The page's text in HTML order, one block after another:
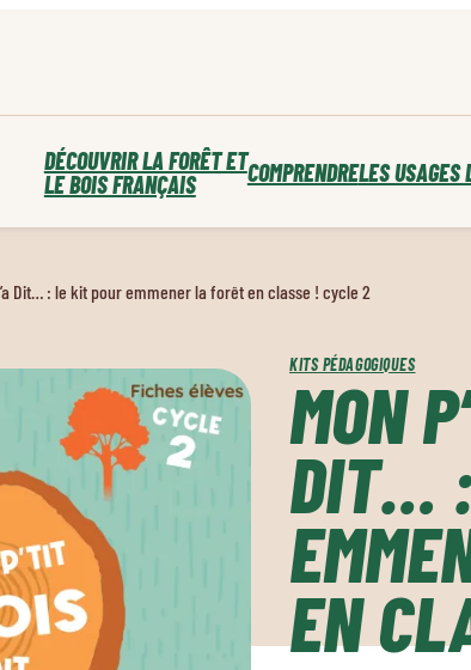
DÉCOUVRIR LA FORÊT ET
LE BOIS FRANÇAIS
COMPRENDRELES USAGES
Dit… : le kit pour emmener la forêt en classe ! cycle 2
KITS PÉDAGOGIQUES
MON
DIT… :
EN